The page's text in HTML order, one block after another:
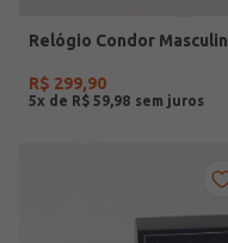
R$ 299,90
5x de R$ 59 98